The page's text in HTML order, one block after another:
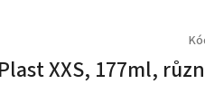
XXS, 177ml,